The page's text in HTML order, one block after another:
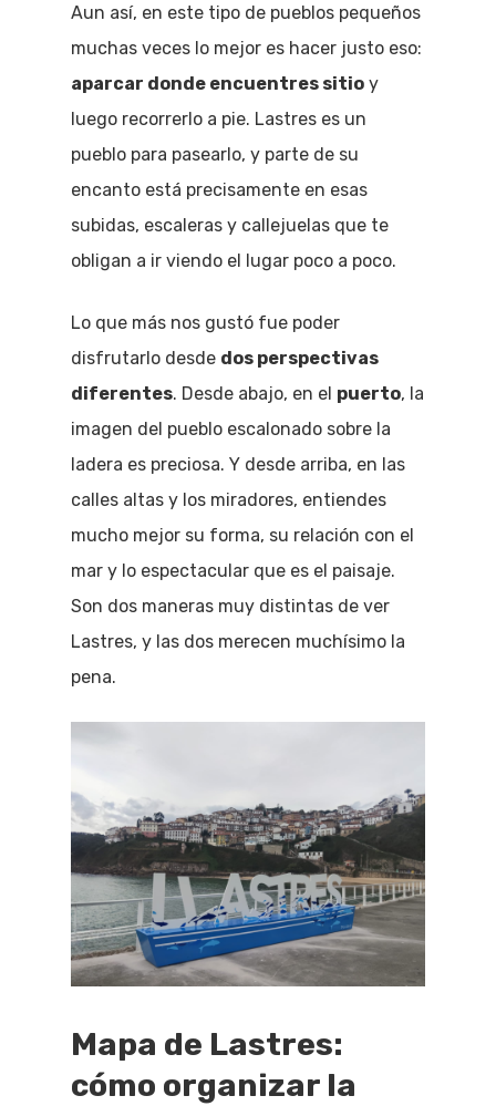
Aun así, en este tipo de pueblos pequeños
muchas veces lo mejor es hacer justo eso:
aparcar donde encuentres sitio y
luego recorrerlo a pie. Lastres es un
pueblo para pasearlo, y parte de su
encanto está precisamente en esas
subidas, escaleras y callejuelas que te
obligan a ir viendo el lugar poco a poco.
Lo que más nos gustó fue poder
disfrutarlo desde dos perspectivas
diferentes. Desde abajo, en el puerto, la
imagen del pueblo escalonado sobre la
ladera es preciosa. Y desde arriba, en las
calles altas y los miradores, entiendes
mucho mejor su forma, su relación con el
mar y lo espectacular que es el paisaje.
Son dos maneras muy distintas de ver
Lastres, y las dos merecen muchísimo la
pena.
Mapa de Lastres:
cómo organizar la